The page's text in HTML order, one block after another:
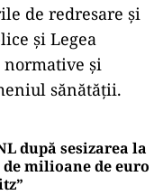
de redresare şi
şi Legea
şi
sănătăţii.
după sesizarea la
de milioane de euro